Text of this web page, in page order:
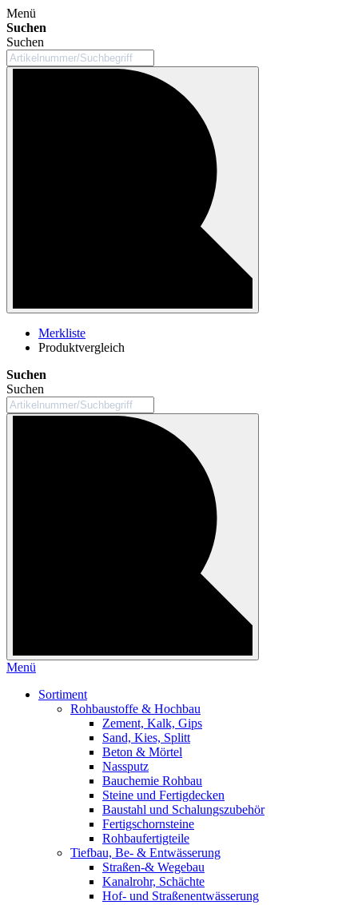
Menü
Suchen
Suchen
Merkliste
Produktvergleich
Suchen
Suchen
Menü
Sortiment
Rohbaustoffe & Hochbau
Zement, Kalk, Gips
Sand, Kies, Splitt
Beton & Mörtel
Nassputz
Bauchemie Rohbau
Steine und Fertigdecken
Baustahl und Schalungszubehör
Fertigschornsteine
Rohbaufertigteile
Tiefbau, Be- & Entwässerung
Straßen-& Wegebau
Kanalrohr, Schächte
Hof- und Straßenentwässerung